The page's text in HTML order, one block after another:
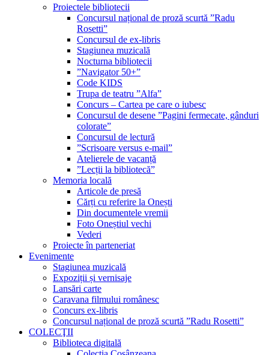
Proiectele bibliotecii
Concursul național de proză scurtă ”Radu
Rosetti”
Concursul de ex-libris
Stagiunea muzicală
Nocturna bibliotecii
”Navigator 50+”
Code KIDS
Trupa de teatru ”Alfa”
Concurs – Cartea pe care o iubesc
Concursul de desene ”Pagini fermecate, gânduri
colorate”
Concursul de lectură
”Scrisoare versus e-mail”
Atelierele de vacanță
”Lecții la bibliotecă”
Memoria locală
Articole de presă
Cărți cu referire la Onești
Din documentele vremii
Foto Oneștiul vechi
Vederi
Proiecte în parteneriat
Evenimente
Stagiunea muzicală
Expoziții și vernisaje
Lansări carte
Caravana filmului românesc
Concurs ex-libris
Concursul național de proză scurtă ”Radu Rosetti”
COLECŢII
Biblioteca digitală